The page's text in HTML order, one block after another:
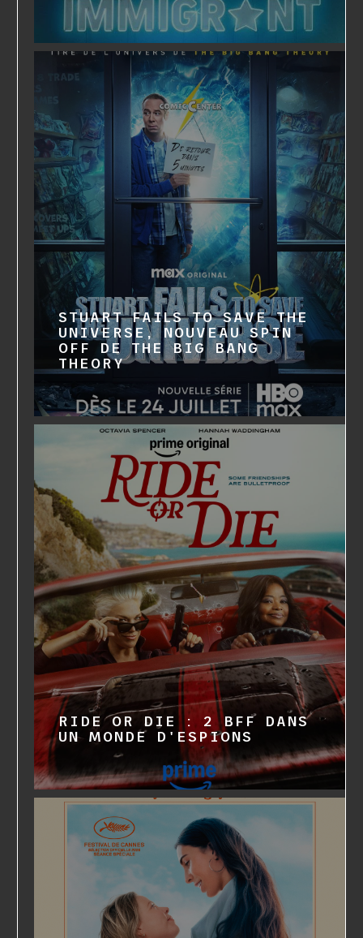
STUART FAILS TO SAVE THE
UNIVERSE, NOUVEAU SPIN
OFF DE THE BIG BANG
THEORY
RIDE OR DIE : 2 BFF DANS
UN MONDE D'ESPIONS